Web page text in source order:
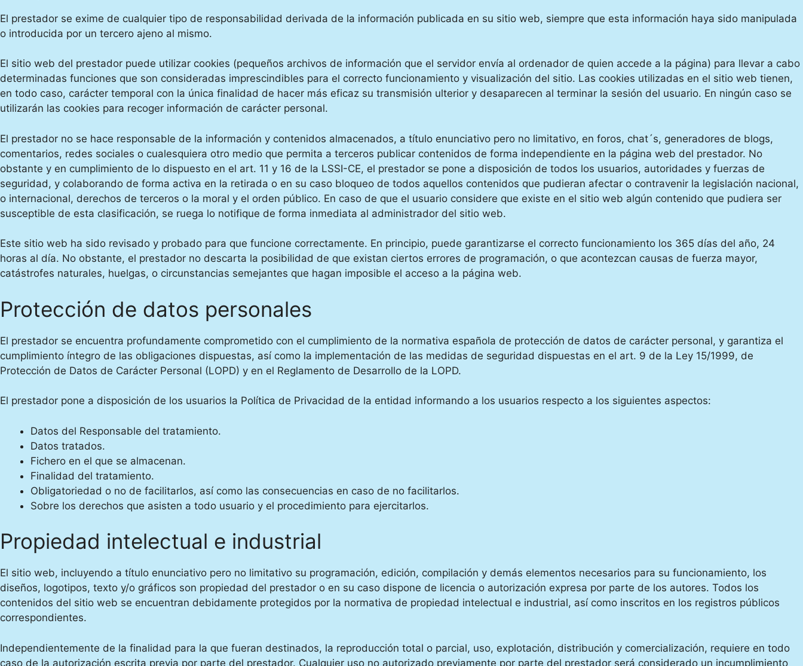
El prestador se exime de cualquier tipo de responsabilidad derivada de la información publicada en su sitio web, siempre que esta información haya sido manipulada
o introducida por un tercero ajeno al mismo.
El sitio web del prestador puede utilizar cookies (pequeños archivos de información que el servidor envía al ordenador de quien accede a la página) para llevar a cabo
determinadas funciones que son consideradas imprescindibles para el correcto funcionamiento y visualización del sitio. Las cookies utilizadas en el sitio web tienen,
en todo caso, carácter temporal con la única finalidad de hacer más eficaz su transmisión ulterior y desaparecen al terminar la sesión del usuario. En ningún caso se
utilizarán las cookies para recoger información de carácter personal.
El prestador no se hace responsable de la información y contenidos almacenados, a título enunciativo pero no limitativo, en foros, chat´s, generadores de blogs,
comentarios, redes sociales o cualesquiera otro medio que permita a terceros publicar contenidos de forma independiente en la página web del prestador. No
obstante y en cumplimiento de lo dispuesto en el art. 11 y 16 de la LSSI-CE, el prestador se pone a disposición de todos los usuarios, autoridades y fuerzas de
seguridad, y colaborando de forma activa en la retirada o en su caso bloqueo de todos aquellos contenidos que pudieran afectar o contravenir la legislación nacional,
o internacional, derechos de terceros o la moral y el orden público. En caso de que el usuario considere que existe en el sitio web algún contenido que pudiera ser
susceptible de esta clasificación, se ruega lo notifique de forma inmediata al administrador del sitio web.
Este sitio web ha sido revisado y probado para que funcione correctamente. En principio, puede garantizarse el correcto funcionamiento los 365 días del año, 24
horas al día. No obstante, el prestador no descarta la posibilidad de que existan ciertos errores de programación, o que acontezcan causas de fuerza mayor,
catástrofes naturales, huelgas, o circunstancias semejantes que hagan imposible el acceso a la página web.
Protección de datos personales
El prestador se encuentra profundamente comprometido con el cumplimiento de la normativa española de protección de datos de carácter personal, y garantiza el
cumplimiento íntegro de las obligaciones dispuestas, así como la implementación de las medidas de seguridad dispuestas en el art. 9 de la Ley 15/1999, de
Protección de Datos de Carácter Personal (LOPD) y en el Reglamento de Desarrollo de la LOPD.
El prestador pone a disposición de los usuarios la Política de Privacidad de la entidad informando a los usuarios respecto a los siguientes aspectos:
Datos del Responsable del tratamiento.
Datos tratados.
Fichero en el que se almacenan.
Finalidad del tratamiento.
Obligatoriedad o no de facilitarlos, así como las consecuencias en caso de no facilitarlos.
Sobre los derechos que asisten a todo usuario y el procedimiento para ejercitarlos.
Propiedad intelectual e industrial
El sitio web, incluyendo a título enunciativo pero no limitativo su programación, edición, compilación y demás elementos necesarios para su funcionamiento, los
diseños, logotipos, texto y/o gráficos son propiedad del prestador o en su caso dispone de licencia o autorización expresa por parte de los autores. Todos los
contenidos del sitio web se encuentran debidamente protegidos por la normativa de propiedad intelectual e industrial, así como inscritos en los registros públicos
correspondientes.
Independientemente de la finalidad para la que fueran destinados, la reproducción total o parcial, uso, explotación, distribución y comercialización, requiere en todo
caso de la autorización escrita previa por parte del prestador. Cualquier uso no autorizado previamente por parte del prestador será considerado un incumplimiento